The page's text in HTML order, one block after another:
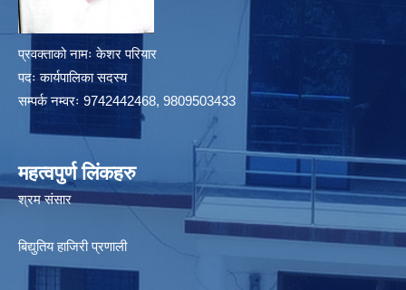
प्रवक्ताको नामः केशर परियार
पदः कार्यपालिका सदस्य
सम्पर्क नम्वरः 9742442468, 9809503433
महत्वपुर्ण लिंकहरु
श्रम संसार
बिद्युतिय हाजिरी प्रणाली